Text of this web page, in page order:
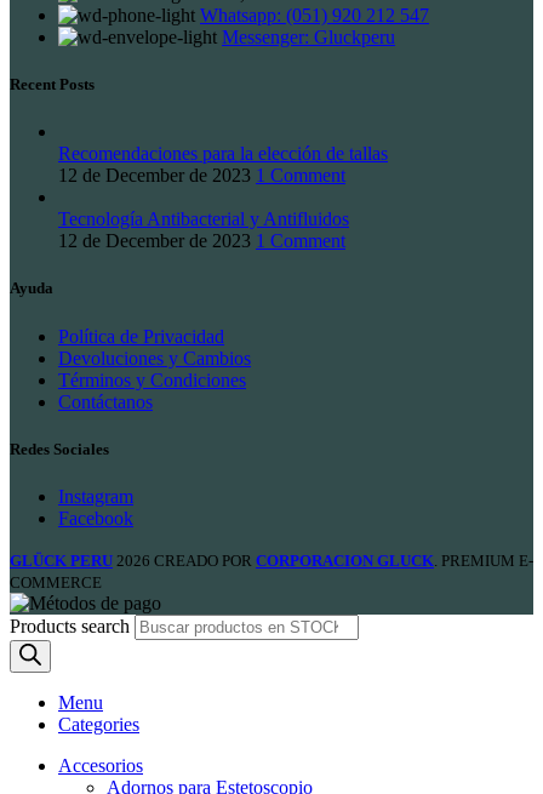
Whatsapp: (051) 920 212 547
Messenger: Gluckperu
Recent Posts
Recomendaciones para la elección de tallas
12 de December de 2023 1 Comment
Tecnología Antibacterial y Antifluidos
12 de December de 2023 1 Comment
Ayuda
Política de Privacidad
Devoluciones y Cambios
Términos y Condiciones
Contáctanos
Redes Sociales
Instagram
Facebook
GLÜCK PERU 2026 CREADO POR CORPORACION GLUCK . PREMIUM E-
COMMERCE
Products search
Menu
Categories
Accesorios
Adornos para Estetoscopio